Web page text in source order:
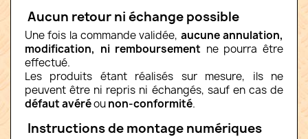
Aucun retour ni échange possible
Une fois la commande validée, aucune annulation,
modification, ni remboursement ne pourra être
effectué.
Les produits étant réalisés sur mesure, ils ne
peuvent être ni repris ni échangés, sauf en cas de
défaut avéréounon-conformité.
Instructions de montage numériques